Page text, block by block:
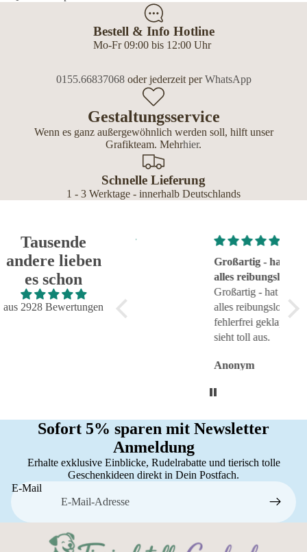
Bestell & Info Hotline
Mo-Fr 09:00 bis 12:00 Uhr
0155.66837068oder jederzeit perWhatsApp
Gestaltungsservice
Wenn es ganz außergewöhnlich werden soll, hilft unser
Grafikteam. Mehrhier.
Schnelle Lieferung
1 - 3 Werktage - innerhalb Deutschlands
Tausende
andere lieben
es schon
aus 2928 Bewertungen
Super!
Super!
Großartig - hat wie immer
alles reibungslos und
fehlerfrei geklappt
Großartig - hat wie immer
alles reibungslos und
fehlerfrei geklappt. Flasche
Sofort 5% sparen mit Newsletter
Anmeldung
Erhalte exklusive Einblicke, Rudelrabatte und tierisch tolle
Geschenkideen direkt in Dein Postfach.
E-Mail